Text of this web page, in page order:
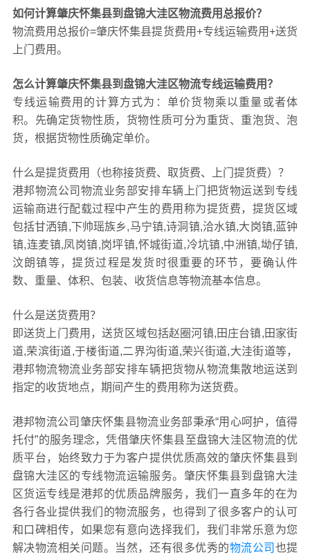
如何计算肇庆怀集县到盘锦大洼区物流费用总报价？
物流费用总报价=肇庆怀集县提货费用+专线运输费用+送货
上门费用。
怎么计算肇庆怀集县到盘锦大洼区物流专线运输费用？
专线运输费用的计算方式为：单价货物乘以重量或者体
积。先确定货物性质，货物性质可分为重货、重泡货、泡
货，根据货物性质确定单价。
什么是提货费用（也称接货费、取货费、上门提货费）？
港邦物流公司物流业务部安排车辆上门把货物运送到专线
运输商进行配载过程中产生的费用称为提货费，提货区域
包括甘洒镇,下帅瑶族乡,马宁镇,诗洞镇,洽水镇,大岗镇,蓝钟
镇,连麦镇,凤岗镇,岗坪镇,怀城街道,冷坑镇,中洲镇,坳仔镇,
汶朗镇等，提货过程是发货时很重要的环节，要确认件
数、重量、体积、包装、收货信息等物流基本信息。
什么是送货费用？
即送货上门费用，送货区域包括赵圈河镇,田庄台镇,田家街
道,荣滨街道,于楼街道,二界沟街道,荣兴街道,大洼街道等，
港邦物流物流业务部安排车辆把货物从物流集散地运送到
指定的收货地点，期间产生的费用称为送货费。
港邦物流公司肇庆怀集县物流业务部秉承“用心呵护，值得
托付”的服务理念，凭借肇庆怀集县至盘锦大洼区物流的优
质平台，始终致力于为客户提供优质高效的肇庆怀集县到
盘锦大洼区的专线物流运输服务。肇庆怀集县到盘锦大洼
区货运专线是港邦的优质品牌服务，我们一直多年的在为
各行各业提供我们的物流服务，也得到了很多客户的认可
和口碑相传，如果您有意向选择我们，我们非常乐意为您
解决物流相关问题。当然，还有很多优秀的物流公司 也提